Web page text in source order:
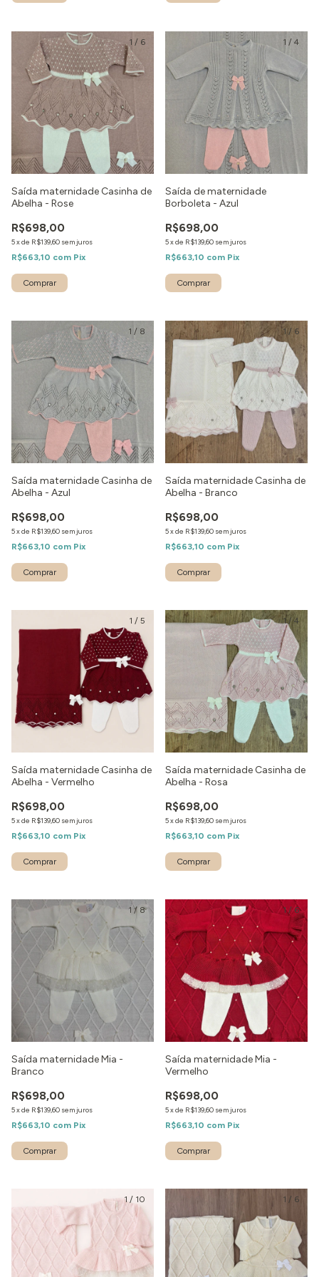
1 / 6
Saída maternidade Casinha de
Abelha - Rose
R$698,00
5xde R$139,60 sem juros
R$663,10 com Pix
Comprar
1 / 4
Saída de maternidade
Borboleta - Azul
R$698,00
5xde R$139,60 sem juros
R$663,10 com Pix
Comprar
1 / 8
Saída maternidade Casinha de
Abelha - Azul
R$698,00
5xde R$139,60 sem juros
R$663,10 com Pix
Comprar
1/ 6
Saída maternidade Casinha de
Abelha - Branco
R$698,00
5xde R$139,60 sem juros
R$663,10 com Pix
Comprar
1 / 5
Saída maternidade Casinha de
Abelha - Vermelho
R$698,00
5xde R$139,60 sem juros
R$663,10 com Pix
Comprar
1/4
Saída maternidade Casinha de
Abelha - Rosa
R$698,00
5xde R$139,60 sem juros
R$663,10 com Pix
Comprar
1 / 8
Saída maternidade Mia -
Branco
R$698,00
5xde R$139,60 sem juros
R$663,10 com Pix
Comprar
1/6
Saída maternidade Mia -
Vermelho
R$698,00
5xde R$139,60 sem juros
R$663,10 com Pix
Comprar
1 / 10 1 / 6